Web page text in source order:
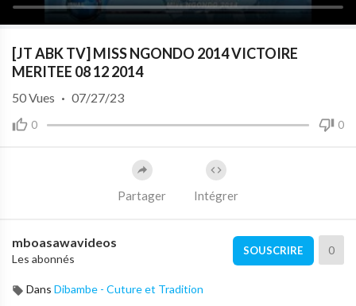
[JT ABK TV] MISS NGONDO 2014 VICTOIRE
MERITEE 08 12 2014
0 0
50Vues · 07/27/23
Partager Intégrer
mboasawavideos
Les abonnés
SOUSCRIRE 0
Dans Dibambe - Cuture et Tradition